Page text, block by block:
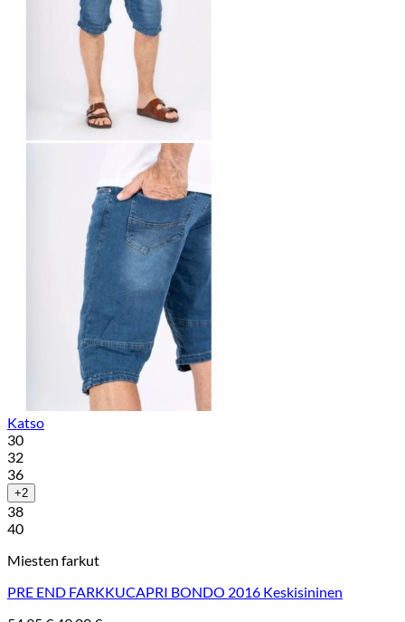
Katso
30
32
36
+2
38
40
Miesten farkut
PRE END FARKKUCAPRI BONDO 2016 Keskisininen